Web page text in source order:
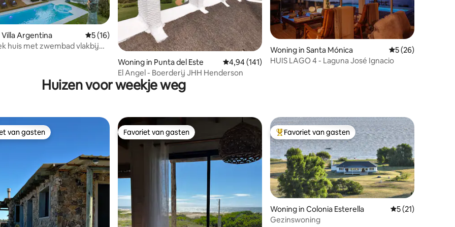
4,86 uit 5, 101 recensies
Argentina Gemiddelde beoordeling van 5 uit 5, 16 recensies
5 (16)
huis met zwembad vlakbij
Woning in Punta del Este Gemiddelde beoordeling van 4,94 uit 5, 141 recensies
4,94 (141)
El Angel - Boerderij JHH Henderson
Woning in Santa Mónica Gemiddelde
5 (26)
HUIS LAGO 4 - Laguna José Ignacio
Huizen voor weekje weg
van gasten
van gasten Favoriet van gasten
Favoriet van gasten Topfavoriet van gasten
Favoriet van gasten
Woning in Colonia Esterella Gemiddelde
5 (21)
Gezinswoning